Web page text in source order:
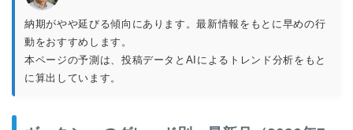
納期がやや延びる傾向にあります。最新情報をもとに早めの行
動をおすすめします。
本ページの予測は、投稿データとAIによるトレンド分析をもと
に算出しています。